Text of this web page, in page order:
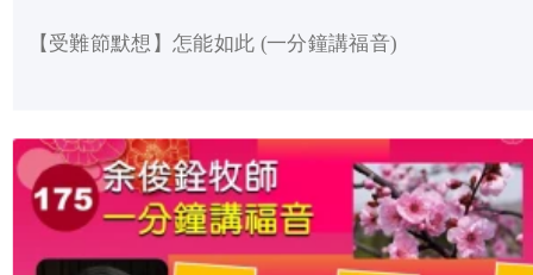
【受難節默想】怎能如此 (一分鐘講福音)